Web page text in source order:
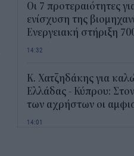
Οι 7 προτεραιότητες
ενίσχυση της
Ενεργειακή στήριξη
14:32
Κ. Χατζηδάκης για
Ελλάδας - Κύπρου:
των αχρήστων οι
14:01